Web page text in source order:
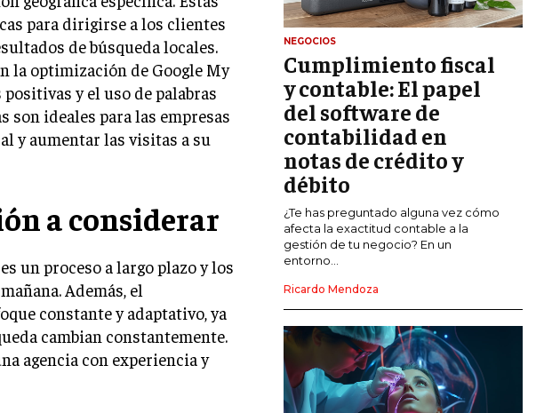
GOBIERNO CORPORATIVO
NEGOCIOS
ESTRATEGIAS DE NEGOCIOS
MARKETING B2B
MARKETING B2C
FRANQUICIAS
MARKETING DE INFLUENCERS
E-COMMERCE
GESTIÓN DE CRISIS EMPRESARIALES
EMPRESAS Y STARTUPS TECNOLÓGICAS
para dirigirse a los clientes
de búsqueda locales.
la optimización de Google My
y el uso de palabras
son ideales para las empresas
y aumentar las visitas a su
a considerar
un proceso a largo plazo y los
Además, el
constante y adaptativo, ya
cambian constantemente.
agencia con experiencia y
NEGOCIOS
Cumplimiento fiscal
y contable: El papel
del software de
contabilidad en
notas de crédito y
débito
¿Te has preguntado alguna vez cómo
afecta la exactitud contable a la
gestión de tu negocio? En un
entorno...
Ricardo Mendoza